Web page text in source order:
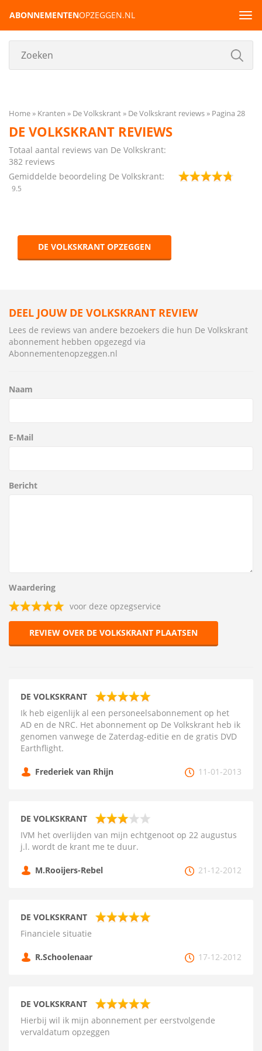
ABONNEMENTENOPZEGGEN.NL
Home Kranten De Volkskrant De Volkskrant reviews Pagina 28
DE VOLKSKRANT REVIEWS
Totaal aantal reviews van De Volkskrant:
382 reviews
Gemiddelde beoordeling De Volkskrant:
9.5
DE VOLKSKRANT OPZEGGEN
DEEL JOUW DE VOLKSKRANT REVIEW
Lees de reviews van andere bezoekers die hun De Volkskrant
abonnement hebben opgezegd via
Abonnementenopzeggen.nl
Naam
E-Mail
Bericht
Waardering
voor deze opzegservice
REVIEW OVER DE VOLKSKRANT PLAATSEN
DE VOLKSKRANT
Ik heb eigenlijk al een personeelsabonnement op het
AD en de NRC. Het abonnement op De Volkskrant heb ik
genomen vanwege de Zaterdag-editie en de gratis DVD
Earthflight.
Frederiek van Rhijn 11-01-2013
DE VOLKSKRANT
IVM het overlijden van mijn echtgenoot op 22 augustus
j.l. wordt de krant me te duur.
M.Rooijers-Rebel 21-12-2012
DE VOLKSKRANT
Financiele situatie
R.Schoolenaar 17-12-2012
DE VOLKSKRANT
Hierbij wil ik mijn abonnement per eerstvolgende
vervaldatum opzeggen